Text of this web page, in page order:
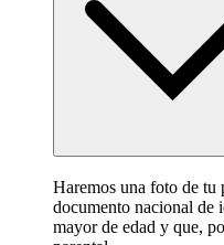
Haremos una foto de tu
documento nacional de
mayor de edad y que,